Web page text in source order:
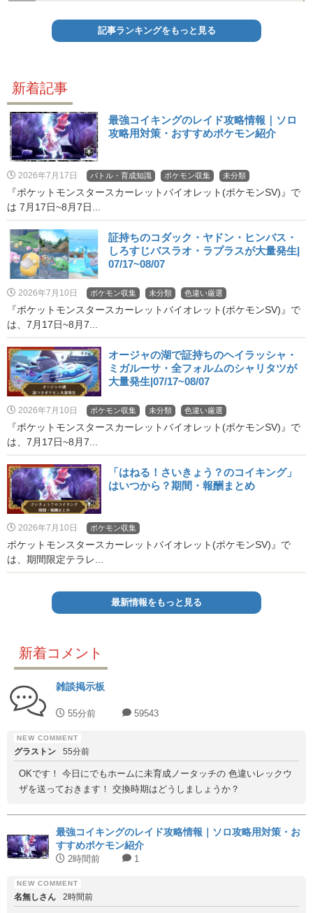
記事ランキングをもっと見る
新着記事
最強コイキングのレイド攻略情報｜ソロ
攻略用対策・おすすめポケモン紹介
2026年7月17日 バトル・育成知識 ポケモン収集 未分類
『ポケットモンスタースカーレットバイオレット(ポケモンSV)』で
は 7月17日~8月7日...
証持ちのコダック・ヤドン・ヒンバス・
しろすじバスラオ・ラプラスが大量発生|
07/17~08/07
2026年7月10日 ポケモン収集 未分類 色違い厳選
『ポケットモンスタースカーレットバイオレット(ポケモンSV)』で
は、7月17日~8月7...
オージャの湖で証持ちのヘイラッシャ・
ミガルーサ・全フォルムのシャリタツが
大量発生|07/17~08/07
2026年7月10日 ポケモン収集 未分類 色違い厳選
『ポケットモンスタースカーレットバイオレット(ポケモンSV)』で
は、7月17日~8月7...
「はねる！さいきょう？のコイキング」
はいつから？期間・報酬まとめ
2026年7月10日 ポケモン収集
ポケットモンスタースカーレットバイオレット(ポケモンSV)』で
は、期間限定テラレ...
最新情報をもっと見る
新着コメント
雑談掲示板
55分前 59543
グラストン 55分前
OKです！ 今日にでもホームに未育成ノータッチの 色違いレックウ
ザを送っておきます！ 交換時期はどうしましょうか？
最強コイキングのレイド攻略情報｜ソロ攻略用対策・お
すすめポケモン紹介
2時間前 1
名無しさん 2時間前